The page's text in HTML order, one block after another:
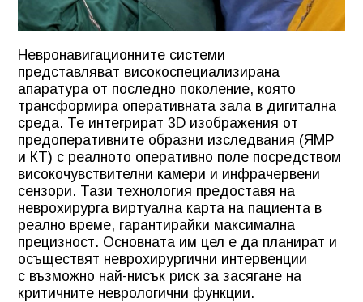
Невронавигационните системи
представляват високоспециализирана
апаратура от последно поколение, която
трансформира оперативната зала в дигитална
среда. Те интегрират 3D изображения от
предоперативните образни изследвания (ЯМР
и КТ) с реалното оперативно поле посредством
високочувствителни камери и инфрачервени
сензори. Тази технология предоставя на
неврохирурга виртуална карта на пациента в
реално време, гарантирайки максимална
прецизност. Основната им цел е да планират и
осъществят неврохирургични интервенции
с възможно най-нисък риск за засягане на
критичните неврологични функции.